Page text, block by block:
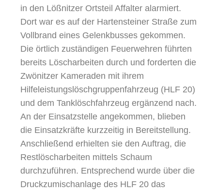
in den Lößnitzer Ortsteil Affalter alarmiert.
Dort war es auf der Hartensteiner Straße zum
Vollbrand eines Gelenkbusses gekommen.
Die örtlich zuständigen Feuerwehren führten
bereits Löscharbeiten durch und forderten die
Zwönitzer Kameraden mit ihrem
Hilfeleistungslöschgruppenfahrzeug (HLF 20)
und dem Tanklöschfahrzeug ergänzend nach.
An der Einsatzstelle angekommen, blieben
die Einsatzkräfte kurzzeitig in Bereitstellung.
Anschließend erhielten sie den Auftrag, die
Restlöscharbeiten mittels Schaum
durchzuführen. Entsprechend wurde über die
Druckzumischanlage des HLF 20 das